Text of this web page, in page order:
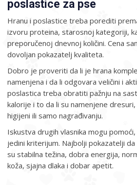
poslastice za pse
Hranu i poslastice treba porediti
izvoru proteina, starosnoj kategoriji,
preporučenoj dnevnoj količini. Cena
dovoljan pokazatelj kvaliteta.
Dobro je proveriti da li je hrana
namenjena i da li odgovara veličini i
poslastica treba obratiti pažnju na
kalorije i to da li su namenjene
higijeni ili samo nagrađivanju.
Iskustva drugih vlasnika mogu
jedini kriterijum. Najbolji pokazatelji
su stabilna težina, dobra energija,
koža, sjajna dlaka i dobar apetit.